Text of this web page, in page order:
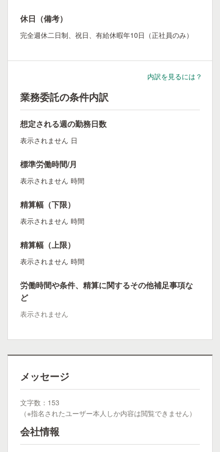
休日（備考）
完全週休二日制、祝日、有給休暇年10日（正社員のみ）
内訳を見るには？
業務委託の条件内訳
想定される週の勤務日数
表示されません 日
標準労働時間/月
表示されません 時間
精算幅（下限）
表示されません 時間
精算幅（上限）
表示されません 時間
労働時間や条件、精算に関するその他補足事項な
ど
表示されません
メッセージ
文字数：153
（※指名されたユーザー本人しか内容は閲覧できません）
会社情報